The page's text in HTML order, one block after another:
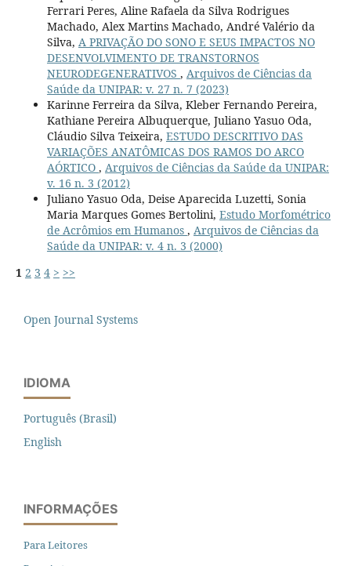
Ferrari Peres, Aline Rafaela da Silva Rodrigues
Machado, Alex Martins Machado, André Valério da
Silva, A PRIVAÇÃO DO SONO E SEUS IMPACTOS NO
DESENVOLVIMENTO DE TRANSTORNOS
NEURODEGENERATIVOS , Arquivos de Ciências da
Saúde da UNIPAR: v. 27 n. 7 (2023)
Karinne Ferreira da Silva, Kleber Fernando Pereira,
Kathiane Pereira Albuquerque, Juliano Yasuo Oda,
Cláudio Silva Teixeira, ESTUDO DESCRITIVO DAS
VARIAÇÕES ANATÔMICAS DOS RAMOS DO ARCO
AÓRTICO , Arquivos de Ciências da Saúde da UNIPAR:
v. 16 n. 3 (2012)
Juliano Yasuo Oda, Deise Aparecida Luzetti, Sonia
Maria Marques Gomes Bertolini, Estudo Morfométrico
de Acrômios em Humanos , Arquivos de Ciências da
Saúde da UNIPAR: v. 4 n. 3 (2000)
1 2 3 4 > >>
Open Journal Systems
IDIOMA
Português (Brasil)
English
INFORMAÇÕES
Para Leitores